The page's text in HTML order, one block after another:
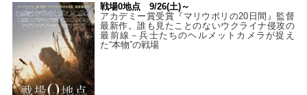
戦場0地点 9/26(土)～
アカデミー賞受賞『マリウポリの20日間』監督
最新作。誰も見たことのないウクライナ侵攻の
最前線－兵士たちのヘルメットカメラが捉え
た“本物”の戦場